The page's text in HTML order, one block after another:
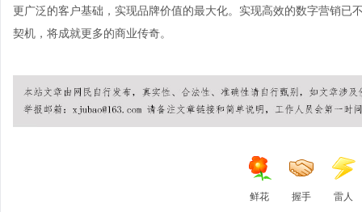
更广泛的客户基础，实现品牌价值的最大化。实现高效的数字营销
契机，将成就更多的商业传奇。
鲜花 握手 雷人